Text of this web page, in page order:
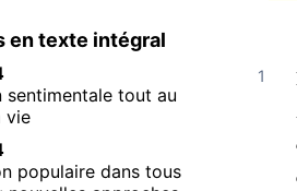
en texte intégral
sentimentale tout au
vie
populaire dans tous